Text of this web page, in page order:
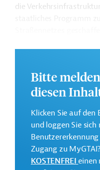
die
finden Sie auf der
GTAI informiert über die
Gesamtkosten:
150 Millionen US-Dollar
Geberbeitrag:
150 Millionen US-Dollar
Bitte
diesen
Klicken Sie auf den
und loggen Sie
Zugang zu
KOSTENFREIeinen